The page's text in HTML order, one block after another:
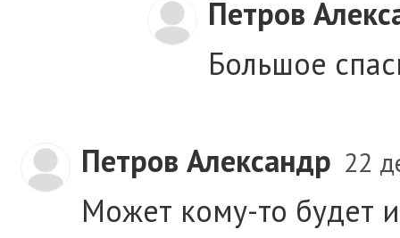
Петров
Большое
Петров Александр 22
Может кому-то будет